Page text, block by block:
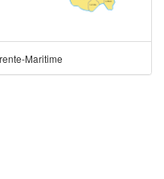
Maritime